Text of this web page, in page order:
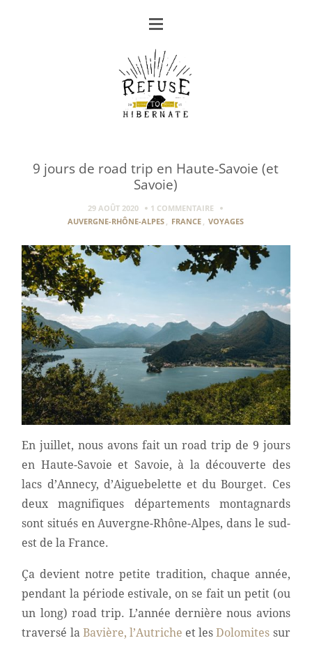
9 jours de road trip en Haute-Savoie (et
Savoie)
29 AOÛT 2020
1 COMMENTAIRE
AUVERGNE-RHÔNE-ALPES
FRANCE VOYAGES
En juillet, nous avons fait un road trip de 9 jours
en Haute-Savoie et Savoie, à la découverte des
lacs d’Annecy, d’Aiguebelette et du Bourget. Ces
deux magnifiques départements montagnards
sont situés en Auvergne-Rhône-Alpes, dans le sud-
est de la France.
Ça devient notre petite tradition, chaque année,
pendant la période estivale, on se fait un petit (ou
un long) road trip. L’année dernière nous avions
traversé la Bavière, l’Autriche et lesDolomites sur